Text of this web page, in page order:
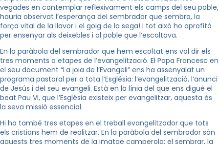
vegades en contemplar reflexivament els camps del seu poble,
hauria observat l’esperança del sembrador que sembra, la
força vital de la llavor i el goig de la sega! I tot això ho aprofità
per ensenyar als deixebles i al poble que l’escoltava.
En la paràbola del sembrador que hem escoltat ens vol dir els
tres moments o etapes de l’evangelització. El Papa Francesc en
el seu document “La joia de l’Evangeli” ens ha assenyalat un
programa pastoral per a tota l’Església: l’evangelització, l’anunci
de Jesús i del seu evangeli. Està en la línia del que ens digué el
beat Pau VI, que l’Església existeix per evangelitzar, aquesta és
la seva missió essencial.
Hi ha també tres etapes en el treball evangelitzador que tots
els cristians hem de realitzar. En la paràbola del sembrador són
aquests tres moments de la imatge camperola: el sembrar, la